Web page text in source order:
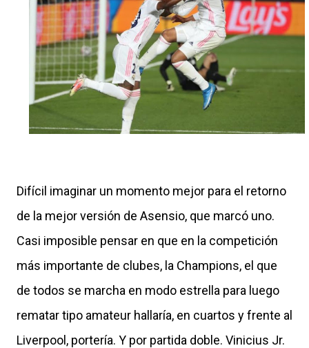
Difícil imaginar un momento mejor para el retorno
de la mejor versión de Asensio, que marcó uno.
Casi imposible pensar en que en la competición
más importante de clubes, la Champions, el que
de todos se marcha en modo estrella para luego
rematar tipo amateur hallaría, en cuartos y frente al
Liverpool, portería. Y por partida doble. Vinicius Jr.